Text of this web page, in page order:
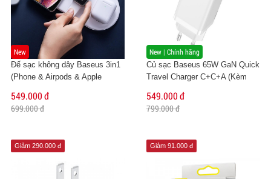
New
Đế sạc không dây Baseus 3in1
(Phone & Airpods & Apple
549.000 đ
699.000 đ
New | Chính hãng
Củ sạc Baseus 65W GaN Quick
Travel Charger C+C+A (Kèm
549.000 đ
799.000 đ
Giảm 290.000 đ Giảm 91.000 đ